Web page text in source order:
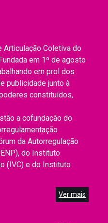
Articulação Coletiva do
em 1º de agosto
em prol dos
publicidade junto à
constituídos,
a cofundação do
da Autorregulação
do Instituto
(IVC) e do Instituto
Ver mais